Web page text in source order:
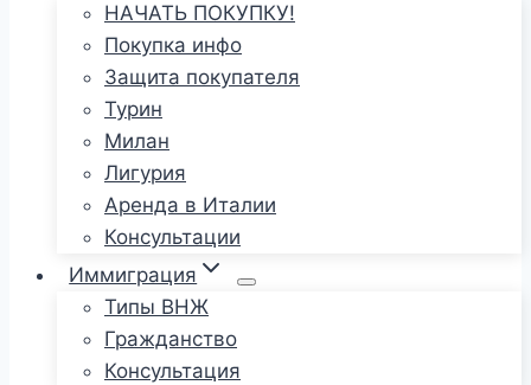
НАЧАТЬ ПОКУПКУ!
Покупка инфо
Защита покупателя
Турин
Милан
Лигурия
Аренда в Италии
Консультации
Иммиграция
Типы ВНЖ
Гражданство
Консультация